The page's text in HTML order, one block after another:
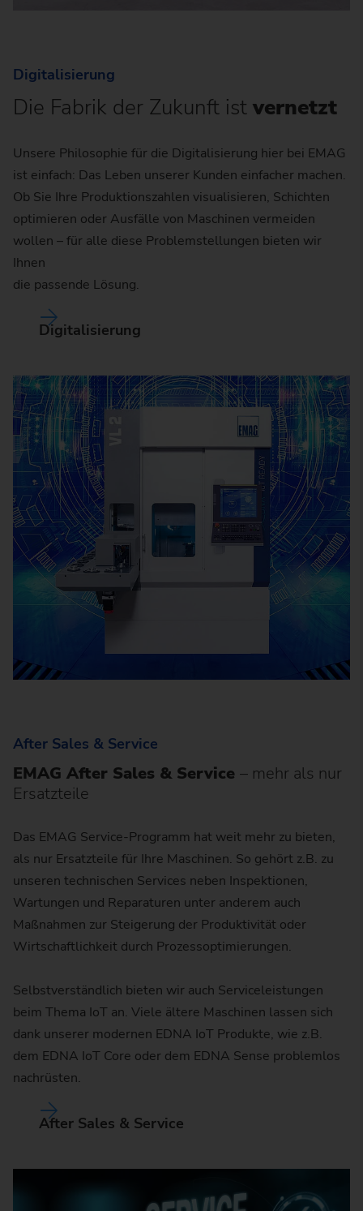
Digitalisierung
Die Fabrik der Zukunft ist vernetzt
Unsere Philosophie für die Digitalisierung hier bei EMAG
ist einfach: Das Leben unserer Kunden einfacher machen.
Ob Sie Ihre Produktionszahlen visualisieren, Schichten
optimieren oder Ausfälle von Maschinen vermeiden
wollen – für alle diese Problemstellungen bieten wir
Ihnen
die passende Lösung.
Digitalisierung
After Sales & Service
EMAG After Sales & Service – mehr als nur
Ersatzteile
Das EMAG Service-Programm hat weit mehr zu bieten,
als nur Ersatzteile für Ihre Maschinen. So gehört z.B. zu
unseren technischen Services neben Inspektionen,
Wartungen und Reparaturen unter anderem auch
Maßnahmen zur Steigerung der Produktivität oder
Wirtschaftlichkeit durch Prozessoptimierungen.
Selbstverständlich bieten wir auch Serviceleistungen
beim Thema IoT an. Viele ältere Maschinen lassen sich
dank unserer modernen EDNA IoT Produkte, wie z.B.
dem EDNA IoT Core oder dem EDNA Sense problemlos
nachrüsten.
After Sales & Service